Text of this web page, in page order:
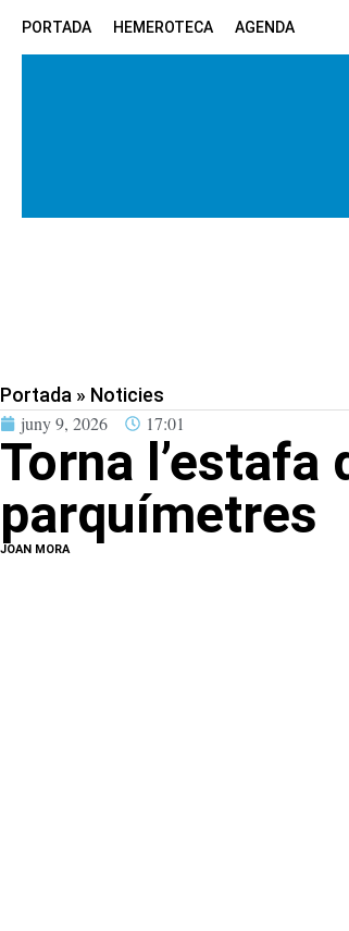
PORTADA HEMEROTECA AGENDA
Portada » Noticies
juny 9, 2026
17:01
Torna l’estafa
parquímetres
JOAN MORA